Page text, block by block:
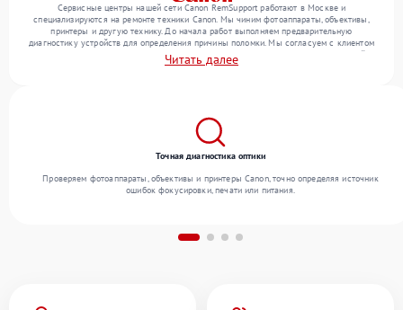
Сервисные центры нашей сети Canon RemSupport работают в Москве и
специализируются на ремонте техники Canon. Мы чиним фотоаппараты, объективы,
принтеры и другую технику. До начала работ выполняем предварительную
диагностику устройств для определения причины поломки. Мы согласуем с клиентом
перечень необходимых работ и их стоимость, затем выполняем ремонт с заменой
деталей по необходимости. В конце подтверждаем качество оказанных услуг
Читать далее
Точная диагностика оптики
Проверяем фотоаппараты, объективы и принтеры Canon, точно определяя источник
ошибок фокусировки, печати или питания.